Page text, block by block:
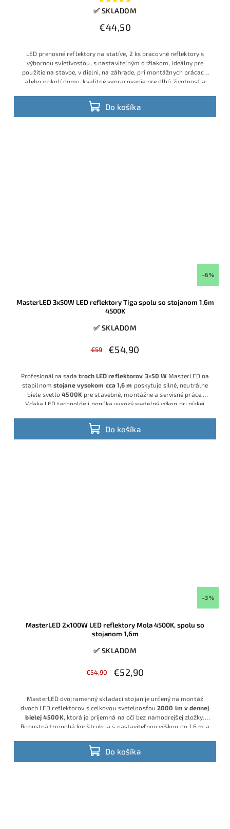
✅ SKLADOM
€44,50
Do košíka
LED prenosné reflektory na statíve, 2 ks pracovné reflektory s
výbornou svietivosťou, s nastaviteľným držiakom, ideálny pre
použitie na stavbe, v dielni, na záhrade, pri montážnych prácach
alebo v okolí domu, kvalitné vypracovanie pre dlhú životnosť a
–6 %
MasterLED 3x50W LED reflektory Tiga spolu so stojanom 1,6m
4500K
✅ SKLADOM
€59 €54,90
Do košíka
Profesionálna sadatroch LED reflektorov 3×50 W MasterLED na
stabilnom stojane vysokom cca 1,6 m poskytuje silné, neutrálne
biele svetlo4500K pre stavebné, montážne a servisné práce.
Vďaka LED technológii ponúka vysoký svetelný výkon pri nízkej
náročných hobby používateľov.
–3 %
MasterLED 2x100W LED reflektory Mola 4500K, spolu so
stojanom 1,6m
✅ SKLADOM
€54,90 €52,90
Do košíka
MasterLED dvojramenný skladací stojan je určený na montáž
dvoch LED reflektorov s celkovou svetelnosťou 2000 lm v dennej
bielej 4500K , ktorá je príjemná na oči bez namodrejšej zložky.
Robustná trojnohá konštrukcia s nastaviteľnou výškou do 1,6 m a